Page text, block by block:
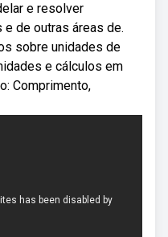
e resolver
de outras áreas de.
sobre unidades de
e cálculos em
Comprimento,